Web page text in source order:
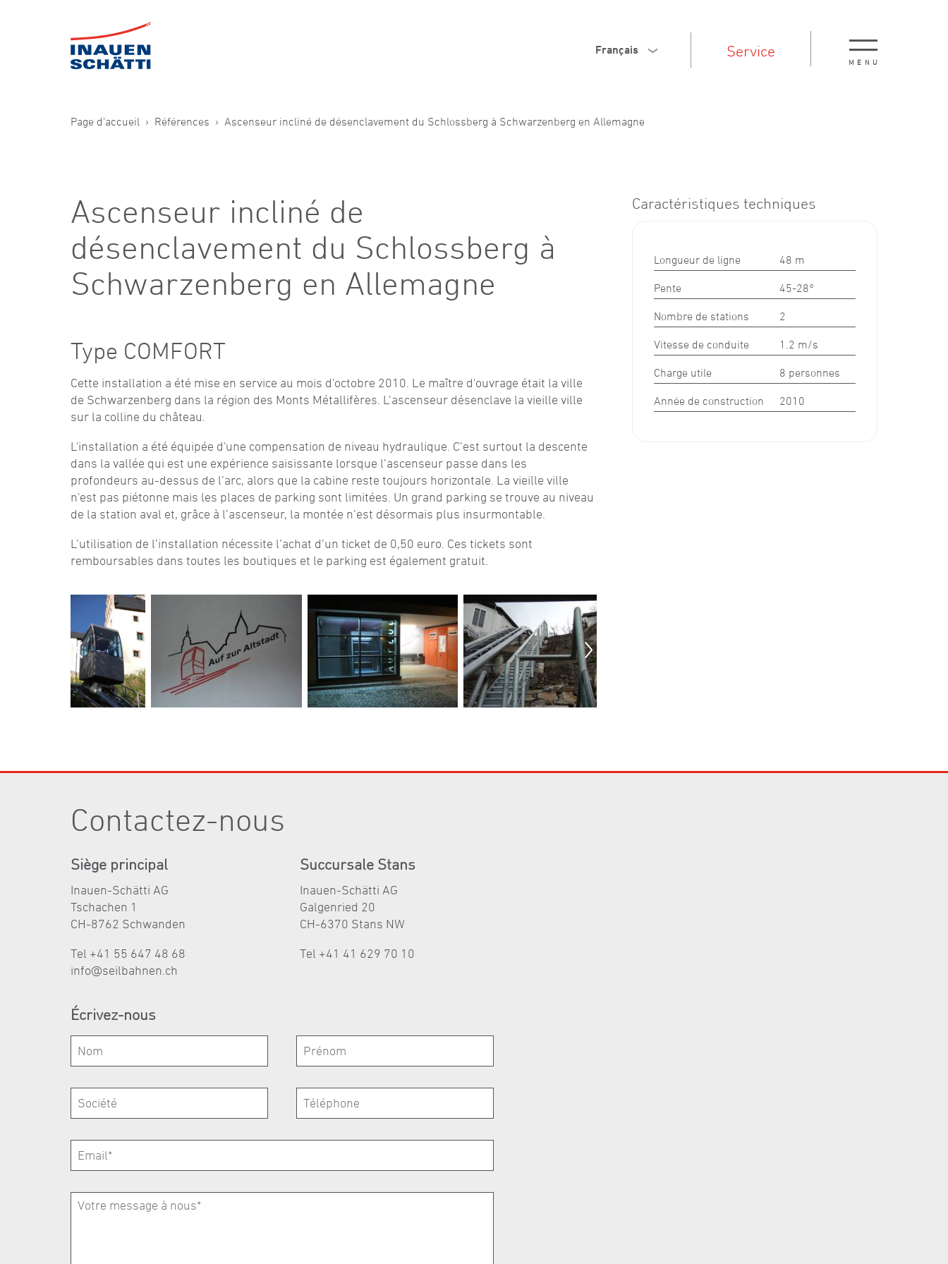
Service
Français
MENU
Page d’accueil Références Ascenseur incliné de désenclavement du Schlossberg à Schwarzenberg en Allemagne
Ascenseur incliné de
désenclavement du Schlossberg à
Schwarzenberg en Allemagne
Type COMFORT
Cette installation a été mise en service au mois d'octobre 2010. Le maître d'ouvrage était la ville
de Schwarzenberg dans la région des Monts Métallifères. L’ascenseur désenclave la vieille ville
sur la colline du château.
L'installation a été équipée d'une compensation de niveau hydraulique. C’est surtout la descente
dans la vallée qui est une expérience saisissante lorsque l’ascenseur passe dans les
profondeurs au-dessus de l’arc, alors que la cabine reste toujours horizontale. La vieille ville
n'est pas piétonne mais les places de parking sont limitées. Un grand parking se trouve au niveau
de la station aval et, grâce à l’ascenseur, la montée n’est désormais plus insurmontable.
L’utilisation de l’installation nécessite l’achat d’un ticket de 0,50 euro. Ces tickets sont
remboursables dans toutes les boutiques et le parking est également gratuit.
Caractéristiques techniques
Longueur de ligne 48 m
Pente 45-28°
Nombre de stations 2
Vitesse de conduite 1.2 m/s
Charge utile 8 personnes
Année de construction 2010
Contactez-nous
Siège principal
Inauen-Schätti AG
Tschachen 1
CH-8762 Schwanden
Tel +41 55 647 48 68
nf
s lb hn n ch
Succursale Stans
Inauen-Schätti AG
Galgenried 20
CH-6370 Stans NW
Tel +41 41 629 70 10
Écrivez-nous